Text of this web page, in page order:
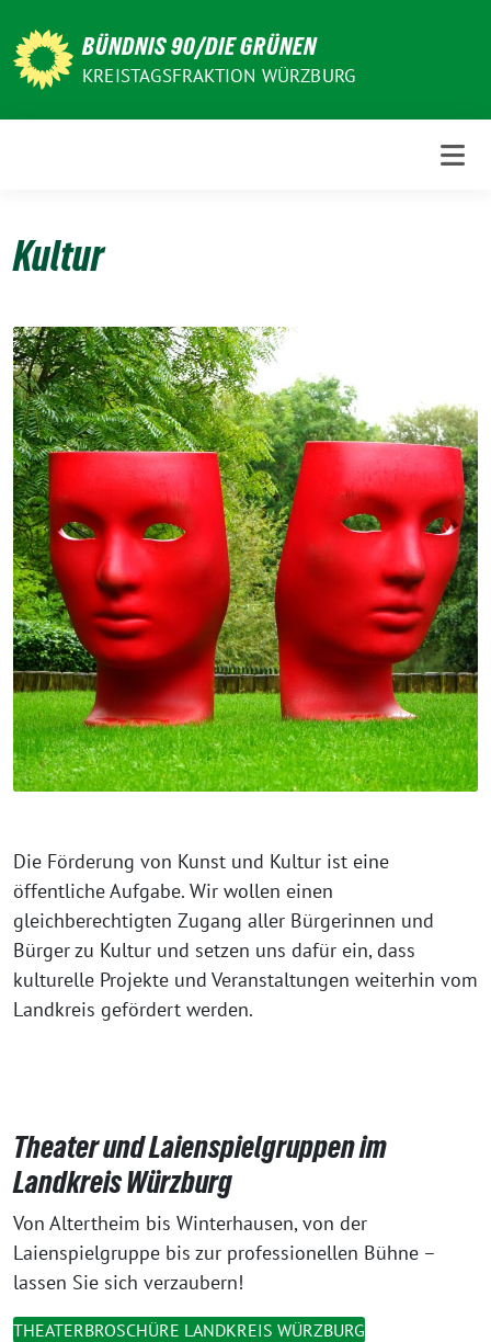
zum
Inhalt
BÜNDNIS 90/DIE GRÜNEN
KREISTAGSFRAKTION WÜRZBURG
Kultur
Die Förderung von Kunst und Kultur ist eine
öffentliche Aufgabe. Wir wollen einen
gleichberechtigten Zugang aller Bürgerinnen und
Bürger zu Kultur und setzen uns dafür ein, dass
kulturelle Projekte und Veranstaltungen weiterhin vom
Landkreis gefördert werden.
Theater und Laienspielgruppen im
Landkreis Würzburg
Von Altertheim bis Winterhausen, von der
Laienspielgruppe bis zur professionellen Bühne –
lassen Sie sich verzaubern!
THEATERBROSCHÜRE LANDKREIS WÜRZBURG